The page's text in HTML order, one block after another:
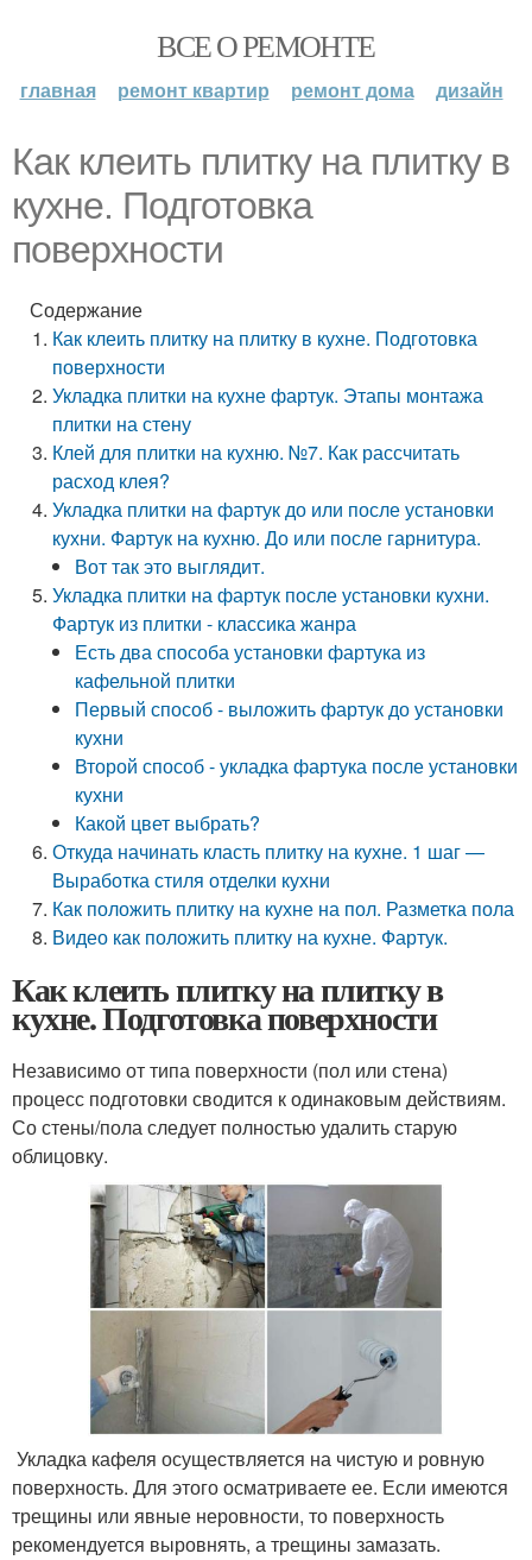
ВСЕ О РЕМОНТЕ
главная ремонт квартир ремонт дома дизайн
Как клеить плитку на плитку в
кухне. Подготовка
поверхности
Содержание
Как клеить плитку на плитку в кухне. Подготовка
поверхности
Укладка плитки на кухне фартук. Этапы монтажа
плитки на стену
Клей для плитки на кухню. №7. Как рассчитать
расход клея?
Укладка плитки на фартук до или после установки
кухни. Фартук на кухню. До или после гарнитура.
Вот так это выглядит.
Укладка плитки на фартук после установки кухни.
Фартук из плитки - классика жанра
Есть два способа установки фартука из
кафельной плитки
Первый способ - выложить фартук до установки
кухни
Второй способ - укладка фартука после установки
кухни
Какой цвет выбрать?
Откуда начинать класть плитку на кухне. 1 шаг —
Выработка стиля отделки кухни
Как положить плитку на кухне на пол. Разметка пола
Видео как положить плитку на кухне. Фартук.
Как клеить плитку на плитку в
кухне. Подготовка поверхности
Независимо от типа поверхности (пол или стена)
процесс подготовки сводится к одинаковым действиям.
Со стены/пола следует полностью удалить старую
облицовку.
Укладка кафеля осуществляется на чистую и ровную
поверхность. Для этого осматриваете ее. Если имеются
трещины или явные неровности, то поверхность
рекомендуется выровнять, а трещины замазать.